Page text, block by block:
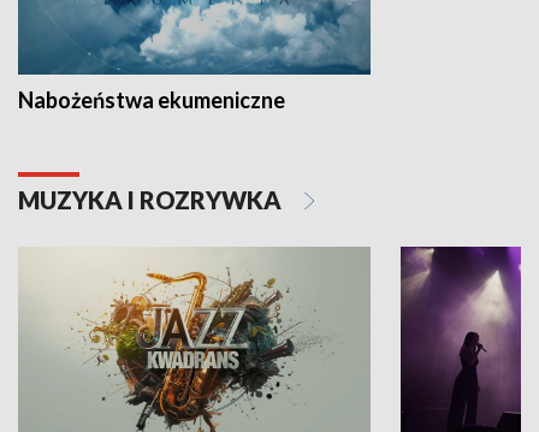
Nabożeństwa ekumeniczne
MUZYKA I ROZRYWKA